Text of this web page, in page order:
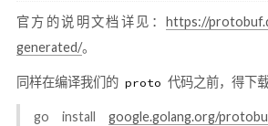
官方的说明文档详见： https://
generated/。
同样在编译我们的 proto 代码之前，得下
go install google.golang.org/